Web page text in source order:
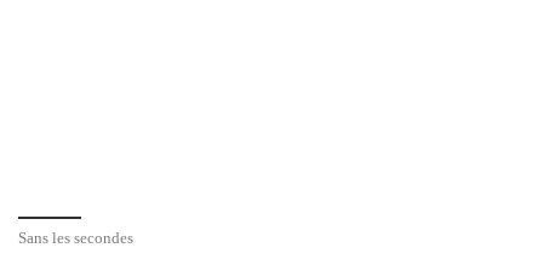
Sans les secondes